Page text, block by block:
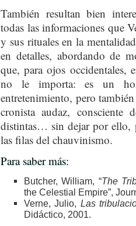
También resultan bien
todas las informaciones que
y sus rituales en la
en detalles, abordando de
que, para ojos occidentales,
no le importa: es un
entretenimiento, pero
cronista audaz, consciente
distintas… sin dejar por ello,
las filas del chauvinismo.
Para saber más:
Butcher, William, “The
the Celestial Empire”,
Verne, Julio, Las
Didáctico, 2001.